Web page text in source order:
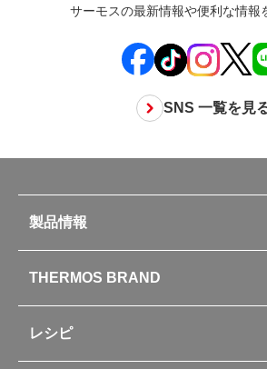
サーモスの最新情報や便利な情報
SNS 一覧を見
製品情報
水筒
お弁当
キッチン用品
THERMOS BRAND
レシピ